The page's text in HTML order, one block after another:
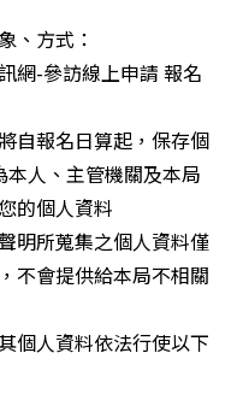
、方式：
網-參訪線上申請 報名
自報名日算起，保存個
人、主管機關及本局
的個人資料
明所蒐集之個人資料僅
不會提供給本局不相關
個人資料依法行使以下